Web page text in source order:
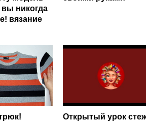
никогда
вязание
Открытый урок